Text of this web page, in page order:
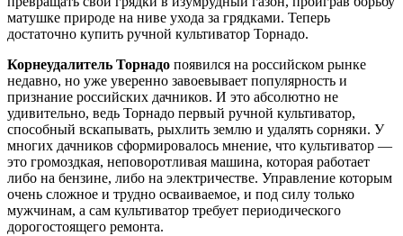
матушке природе на ниве ухода за грядками. Теперь
достаточно купить ручной культиватор Торнадо.
Корнеудалитель Торнадо появился на российском рынке
недавно, но уже уверенно завоевывает популярность и
признание российских дачников. И это абсолютно не
удивительно, ведь Торнадо первый ручной культиватор,
способный вскапывать, рыхлить землю и удалять сорняки. У
многих дачников сформировалось мнение, что культиватор —
это громоздкая, неповоротливая машина, которая работает
либо на бензине, либо на электричестве. Управление которым
очень сложное и трудно осваиваемое, и под силу только
мужчинам, а сам культиватор требует периодического
дорогостоящего ремонта.